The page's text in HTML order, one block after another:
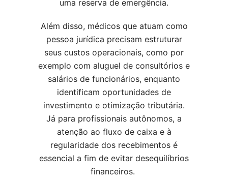
uma reserva de emergência.
Além disso, médicos que atuam como
pessoa jurídica precisam estruturar
seus custos operacionais, como por
exemplo com aluguel de consultórios e
salários de funcionários, enquanto
identificam oportunidades de
investimento e otimização tributária.
Já para profissionais autônomos, a
atenção ao fluxo de caixa e à
regularidade dos recebimentos é
essencial a fim de evitar desequilíbrios
financeiros.